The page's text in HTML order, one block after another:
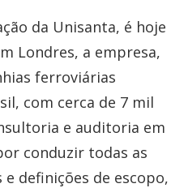
da Unisanta, é hoje
Londres, a empresa,
ferroviárias
com cerca de 7 mil
e auditoria em
conduzir todas as
definições de escopo,